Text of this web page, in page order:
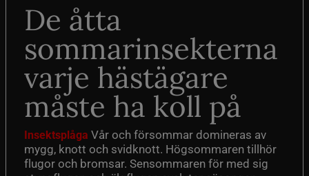
De åtta
sommarinsekterna
varje hästägare
måste ha koll på
Insektsplåga Vår och försommar domineras av
mygg, knott och svidknott. Högsommaren tillhör
flugor och bromsar. Sensommaren för med sig